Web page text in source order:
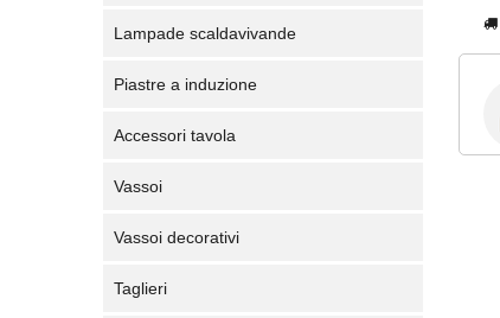
Lampade scaldavivande
Piastre a induzione
Accessori tavola
Vassoi
Vassoi decorativi
Taglieri